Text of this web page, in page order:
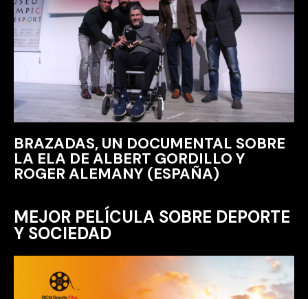
BRAZADAS, UN DOCUMENTAL SOBRE
LA ELA DE ALBERT GORDILLO Y
ROGER ALEMANY (ESPAÑA)
MEJOR PELÍCULA SOBRE DEPORTE
Y SOCIEDAD